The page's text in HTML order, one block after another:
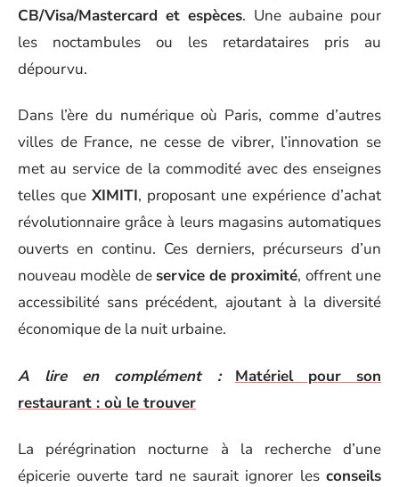
CB/Visa/Mastercard et espèces. Une aubaine pour
les noctambules ou les retardataires pris au
dépourvu.
Dans l’ère du numérique où Paris, comme d’autres
villes de France, ne cesse de vibrer, l’innovation se
met au service de la commodité avec des enseignes
telles que XIMITI, proposant une expérience d’achat
révolutionnaire grâce à leurs magasins automatiques
ouverts en continu. Ces derniers, précurseurs d’un
nouveau modèle de service de proximité, offrent une
accessibilité sans précédent, ajoutant à la diversité
économique de la nuit urbaine.
A lire en complément :
Matériel pour son
restaurant : où le trouver
La pérégrination nocturne à la recherche d’une
épicerie ouverte tard ne saurait ignorer les conseils